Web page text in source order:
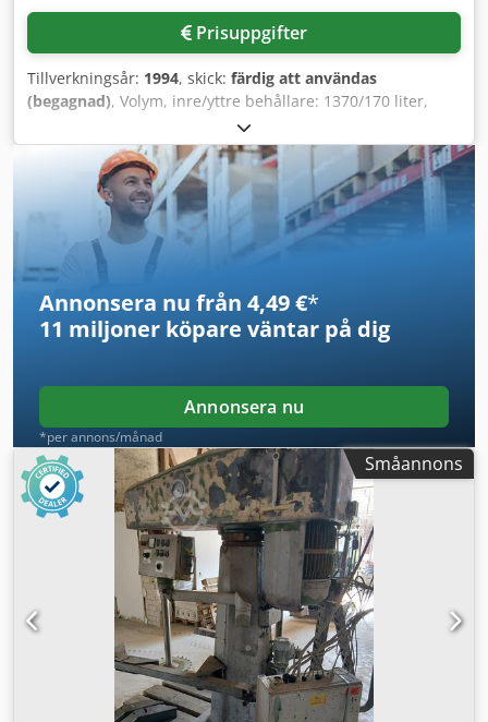
Prisuppgifter
Tillverkningsår: 1994, skick: färdig att användas
(begagnad), Volym, inre/yttre behållare: 1370/170 liter,
tillåten driftstemperatur för inre och yttre behållare: 60 °C,
tillåtet drifttryck för yttre behållare: 3 bar. En inspektion på
plats kan ordnas. Djdpozq Eb Eefx Aifekr
Annonsera nu från 4,49 €*
11 miljoner köpare väntar på dig
Annonsera nu
*per annons/månad
Småannons